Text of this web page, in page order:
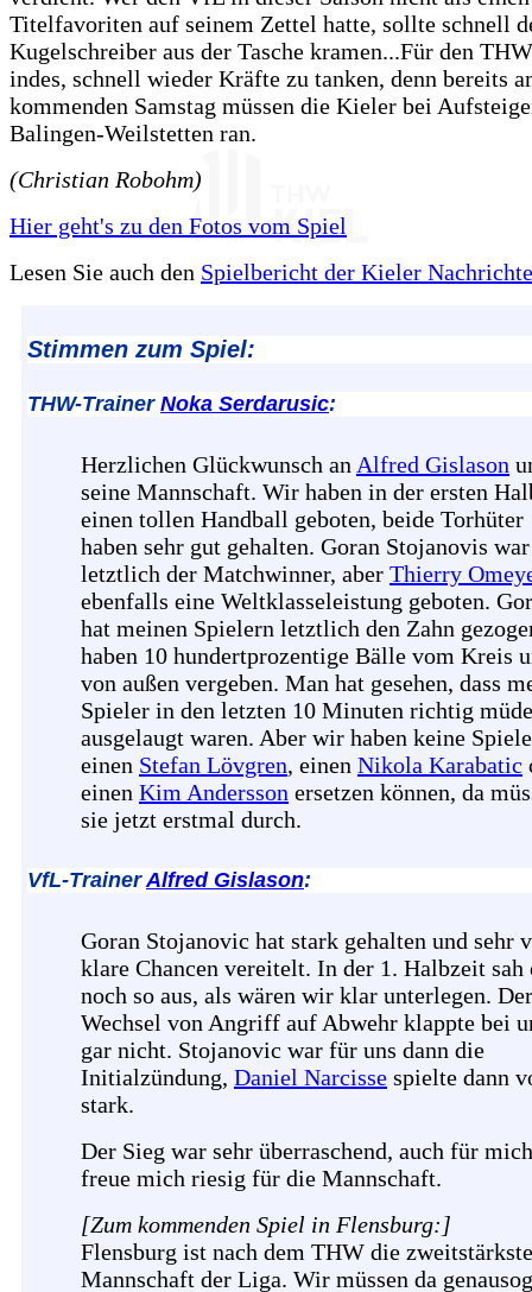
Titelfavoriten auf seinem Zettel hatte, sollte schnell
Kugelschreiber aus der Tasche kramen...Für den
indes, schnell wieder Kräfte zu tanken, denn bereits
kommenden Samstag müssen die Kieler bei
Balingen-Weilstetten ran.
(Christian Robohm)
Hier geht's zu den Fotos vom Spiel
Lesen Sie auch den Spielbericht der Kieler
Stimmen zum Spiel:
THW-Trainer Noka Serdarusic:
Herzlichen Glückwunsch an Alfred Gislason
seine Mannschaft. Wir haben in der ersten
einen tollen Handball geboten, beide Torhüter
haben sehr gut gehalten. Goran Stojanovis war
letztlich der Matchwinner, aber Thierry
ebenfalls eine Weltklasseleistung geboten.
hat meinen Spielern letztlich den Zahn
haben 10 hundertprozentige Bälle vom Kreis
von außen vergeben. Man hat gesehen, dass
Spieler in den letzten 10 Minuten richtig
ausgelaugt waren. Aber wir haben keine
einen Stefan Lövgren, einen Nikola Karabatic
einen Kim Andersson ersetzen können, da
sie jetzt erstmal durch.
VfL-TrainerAlfred Gislason:
Goran Stojanovic hat stark gehalten und sehr
klare Chancen vereitelt. In der 1. Halbzeit sah
noch so aus, als wären wir klar unterlegen. Der
Wechsel von Angriff auf Abwehr klappte bei
gar nicht. Stojanovic war für uns dann die
Initialzündung, Daniel Narcisse spielte dann
stark.
Der Sieg war sehr überraschend, auch für
freue mich riesig für die Mannschaft.
[Zum kommenden Spiel in Flensburg:]
Flensburg ist nach dem THW die zweitstärkste
Mannschaft der Liga. Wir müssen da